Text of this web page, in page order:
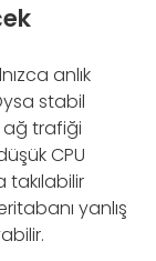
anlık
stabil
ağ trafiği
CPU
takılabilir
yanlış